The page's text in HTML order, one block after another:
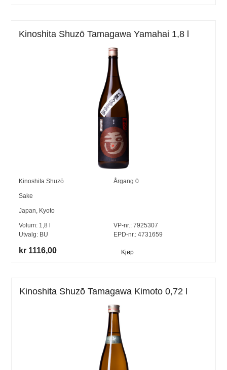
Kinoshita Shuzō Tamagawa Yamahai 1,8 l
Kinoshita Shuzō Årgang 0
Sake
Japan, Kyoto
Volum: 1,8
Utvalg: BU
VP-nr.:7925307
EPD-nr.: 4731659
kr 1116,00 Kjøp
Kinoshita Shuzō Tamagawa Kimoto 0,72 l